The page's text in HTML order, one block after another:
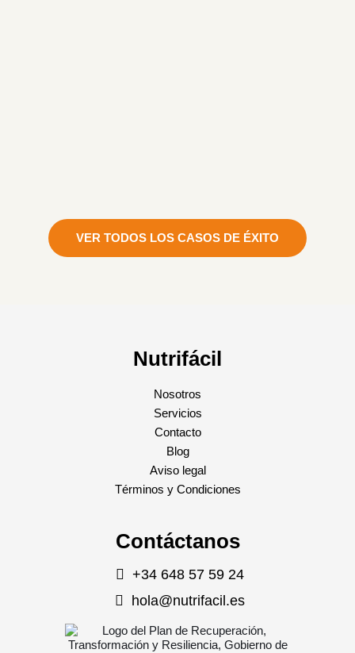
VER TODOS LOS CASOS DE ÉXITO
Nutrifácil
Nosotros
Servicios
Contacto
Blog
Aviso legal
Términos y Condiciones
Contáctanos
+34 648 57 59 24
hola@nutrifacil.es